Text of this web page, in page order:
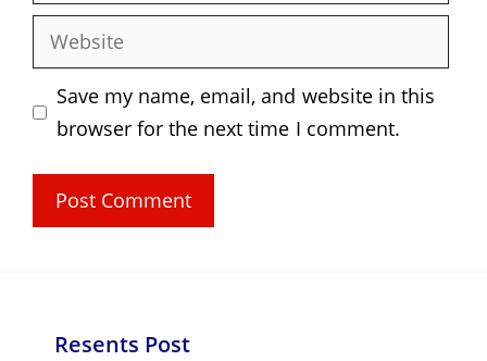
Website
Save my name, email, and website in this
browser for the next time I comment.
Resents Post